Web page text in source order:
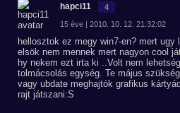
hapci11 4
15 éve | 2010. 10. 12. 21:32:02
hellosztok ez megy win7-en? mert ugy
elsök nem mennek mert nagyon cool
hy nekem ezt irta ki ..Volt nem
tolmácsolás egység. Te május
vagy ubdate meghajtók grafikus
rajt játszani:S